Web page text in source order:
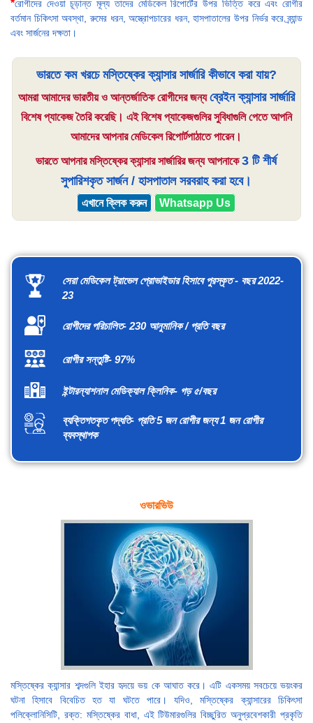
*রোগীদের দেওয়া চূড়ান্ত মূল্য তাদের মেডিকেল রিপোর্টের উপর ভিত্তি করে এবং রোগীর
বর্তমান চিকিৎসা অবস্থা, রুমের ধরন, অস্ত্রোপচারের ধরন, হাসপাতালের উপর নির্ভর করে ব্র্যান্ড
এবং সার্জনের দক্ষতা।
ভারতে কম খরচে মস্তিষ্কের ক্যান্সার সার্জারি কীভাবে করা যায়?
আমরা আমাদের ভারতীয় ও আন্তর্জাতিক রোগীদের জন্যব্রেইন ক্যান্সার সার্জারি
বিশেষ প্যাকেজ তৈরি করেছি। এই বিশেষ প্যাকেজগুলির সুবিধাগুলি পেতে আপনি
আমাদের আপনার মেডিকেল রিপোর্টপাঠাতে পারেন।
ভারতে আপনার মস্তিষ্কের ক্যান্সার সার্জারির জন্য আপনাকে3 টি শীর্ষ
সুপারিশকৃত সার্জন / হাসপাতাল সরবরাহ করা হবে।
এখানে ক্লিক করুন Whatsapp Us
সেরা মেডিকেল ট্রাভেল প্রোভাইডার হিসাবে পুরস্কৃত - বছর 2022-
23
রোগীদের পরিচালিত- 230 আনুমানিক / প্রতি বছর
রোগীর সন্তুষ্টি- 97%
ইন্টারন্যাশনাল মেডিক্যাল ক্লিনিক- গড় ৫/বছর
ব্যক্তিগতকৃত পদ্ধতি- প্রতি 5 জন রোগীর জন্য 1 জন রোগীর
ব্যবস্থাপক
ওভারভিউ
মস্তিষ্কের ক্যান্সার শব্দগুলি ইহার হৃদয়ে ভয় কে আঘাত করে। এটি একসময় সবচেয়ে ভয়ংকর
ঘটনা হিসাবে বিবেচিত হত যা ঘটতে পারে। যদিও, মস্তিষ্কের ক্যান্সারের চিকিৎসা
পলিক্লোনিসিটি, রক্ত: মস্তিষ্কের বাধা, এই টিউমারগুলির বিচ্ছুরিত অনুপ্রবেশকারী প্রকৃতি